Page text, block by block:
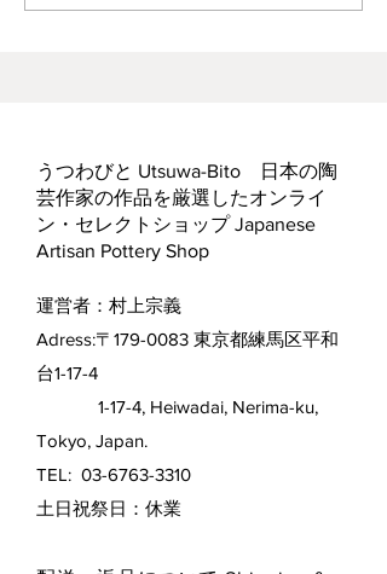
うつわびと Utsuwa-Bito 日本の陶
芸作家の作品を厳選したオンライ
ン・セレクトショップ Japanese
Artisan Pottery Shop
運営者：村上宗義
Adress:〒179-0083 東京都練馬区平和
台1-17-4
1-17-4, Heiwadai, Nerima-ku,
Tokyo, Japan.
TEL: 03-6763-3310
​土日祝祭日：休業